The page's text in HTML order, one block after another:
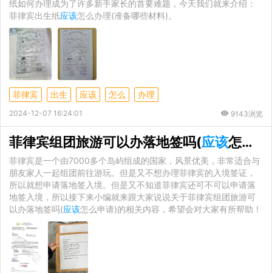
纸如何办理成为了许多新手家长的首要难题，今天我们就来介绍：
菲律宾出生纸应该怎么办理(准备哪些材料)。
菲律宾 出生 应该 怎么 办理
2024-12-07 16:24:01 9143浏览
菲律宾组团旅游可以办落地签吗(应该怎么申请)
菲律宾是一个由7000多个岛屿组成的国家，风景优美，非常适合与
朋友家人一起组团前往游玩。但是又不想办理菲律宾的入境签证，
所以就想申请落地签入境。但是又不知道菲律宾还可不可以申请落
地签入境，所以接下来小编就来跟大家说说关于菲律宾组团旅游可
以办落地签吗(应该怎么申请)的相关内容，希望会对大家有所帮助！